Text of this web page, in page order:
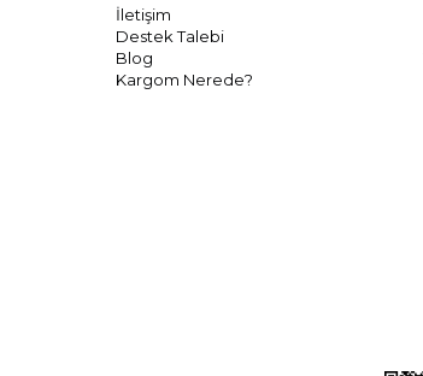
İletişim
Destek Talebi
Blog
Kargom Nerede?